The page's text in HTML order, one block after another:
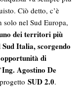
Ciò detto, c’è
solo nel Sud Europa,
dei territori più
Italia, scorgendo
di
Ing. Agostino De
SUD 2.0.